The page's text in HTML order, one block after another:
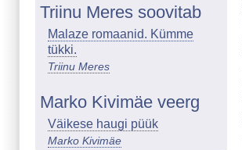
Triinu Meres soovitab
Malaze romaanid. Kümme
tükki.
Triinu Meres
Marko Kivimäe veerg
Väikese haugi püük
Marko Kivimäe